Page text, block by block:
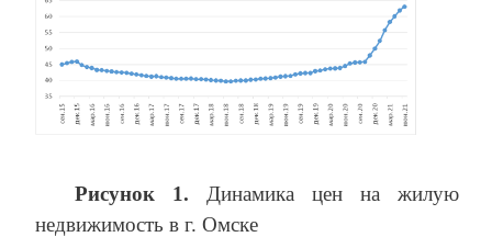
Рисунок 1. Динамика цен на жилую
недвижимость в г. Омске